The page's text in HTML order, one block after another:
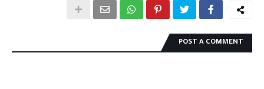
POST A COMMENT